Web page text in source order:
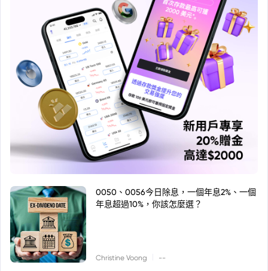
0050、0056今日除息，一個年息2%、一個
年息超過10%，你該怎麼選？
Christine Voong --